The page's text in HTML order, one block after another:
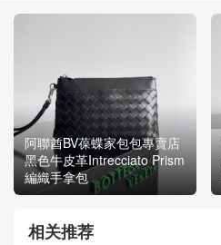
阿聯酋BV葆蝶家包包專賣店
黑色牛皮革Intrecciato Prism
編織手拿包
相关推荐